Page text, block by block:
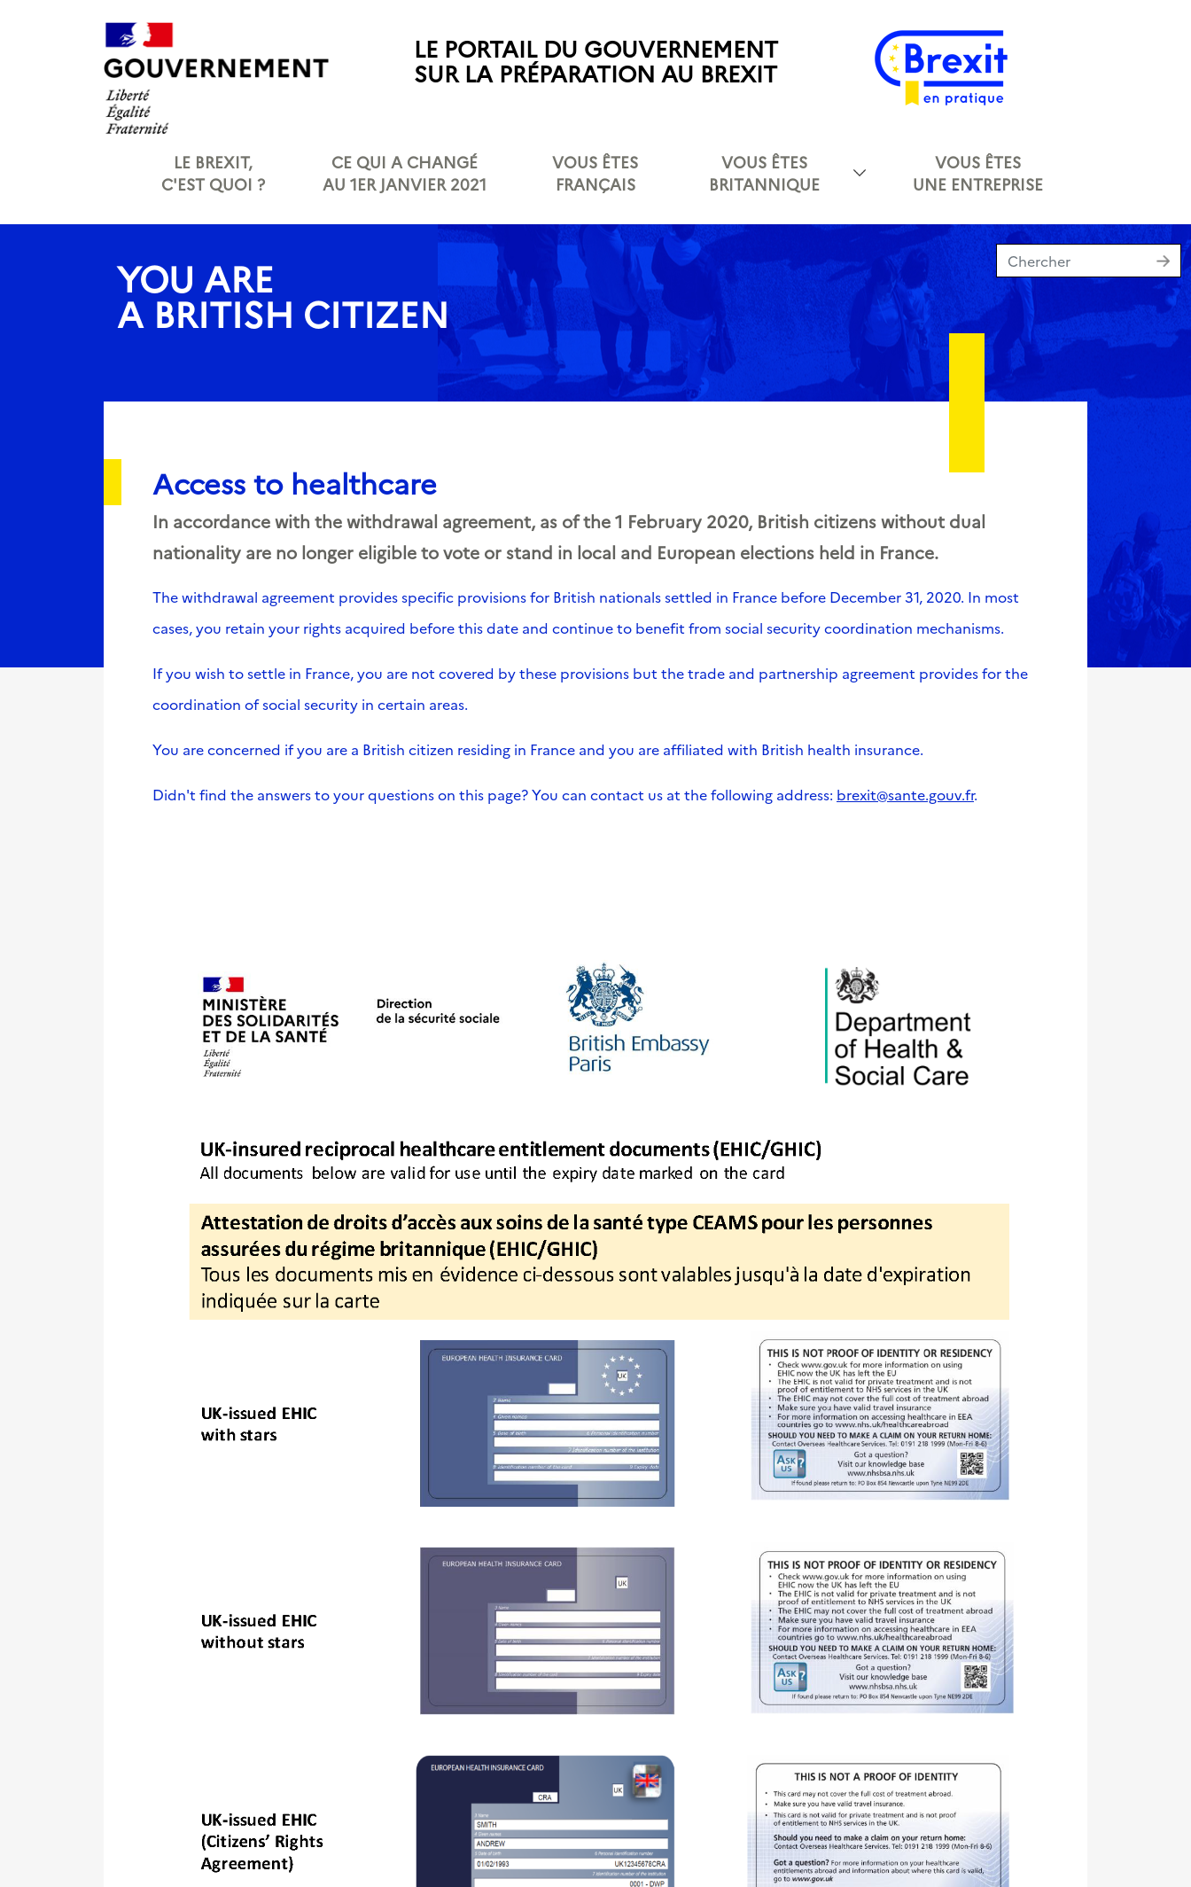
LE PORTAIL DU GOUVERNEMENT
SUR LA PRÉPARATION AU BREXIT
LE BREXIT,
C'EST QUOI ?
CE QUI A CHANGÉ
AU 1ER JANVIER 2021
VOUS ÊTES
FRANÇAIS
VOUS ÊTES
BRITANNIQUE
VOUS ÊTES
UNE ENTREPRISE
YOU ARE
A BRITISH CITIZEN
Access to healthcare
In accordance with the withdrawal agreement, as of the 1 February 2020, British citizens without dual
nationality are no longer eligible to vote or stand in local and European elections held in France.
The withdrawal agreement provides specific provisions for British nationals settled in France before December 31, 2020. In most
cases, you retain your rights acquired before this date and continue to benefit from social security coordination mechanisms.
If you wish to settle in France, you are not covered by these provisions but the trade and partnership agreement provides for the
coordination of social security in certain areas.
You are concerned if you are a British citizen residing in France and you are affiliated with British health insurance.
Didn't find the answers to your questions on this page? You can contact us at the following address: brexit@sante.gouv.fr.